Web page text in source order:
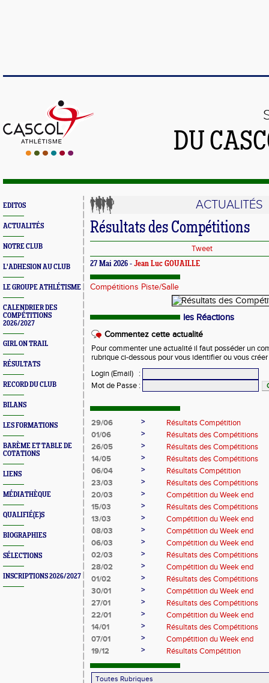
DU
EDITOS
ACTUALITÉS
NOTRE CLUB
L'ADHESION AU CLUB
LE GROUPE ATHLÉTISME
CALENDRIER DES
COMPÉTITIONS
2026/2027
GIRL ON TRAIL
RÉSULTATS
RECORD DU CLUB
BILANS
LES FORMATIONS
BARÈME ET TABLE DE
COTATIONS
LIENS
MÉDIATHÈQUE
QUALIFIÉ(E)S
BIOGRAPHIES
SÉLECTIONS
INSCRIPTIONS 2026/2027
ACTUALITÉS
Résultats des Compétitions
Tweet
27 Mai 2026 - Jean Luc GOUAILLE
Compétitions Piste/Salle
les Réactions
Commentez cette actualité
Pour commenter une actualité il faut posséder un
rubrique ci-dessous pour vous identifier ou vous
Login (Email)
:
Mot de Passe :
29/06 >
Résultats Compétition
01/06
>
Résultats des Compétitions
26/05
>
Résultats des Compétitions
14/05
>
Résultats des Compétitions
06/04
>
Résultats Compétition
23/03
>
Résultats des Compétitions
20/03
>
Compétition du Week end
15/03
>
Résultats des Compétitions
13/03
>
Compétition du Week end
08/03
>
Compétition du Week end
06/03
>
Compétition du Week end
02/03
>
Résultats des Compétitions
28/02
>
Compétition du Week end
01/02
>
Résultats des Compétitions
30/01
>
Compétition du Week end
27/01
>
Résultats des Compétitions
22/01
>
Compétition du Week end
14/01
>
Résultats des Compétitions
07/01
>
Compétition du Week end
19/12
> Résultats Compétition